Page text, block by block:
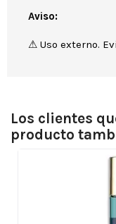
Aviso:
⚠ Uso externo.
Los clientes
producto